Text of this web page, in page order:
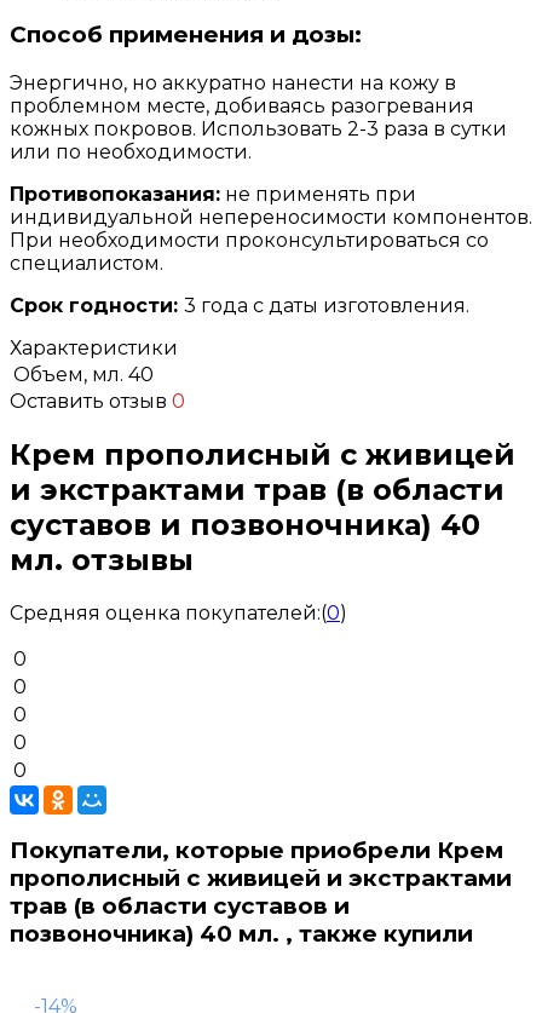
Способ применения и дозы:
Энергично, но аккуратно нанести на кожу в
проблемном месте, добиваясь разогревания
кожных покровов. Использовать 2-3 раза в сутки
или по необходимости.
Противопоказания: не применять при
индивидуальной непереносимости компонентов.
При необходимости проконсультироваться со
специалистом.
Срок годности: 3 года с даты изготовления.
Характеристики
Объем, мл. 40
Оставить отзыв 0
Крем прополисный с живицей
и экстрактами трав (в области
суставов и позвоночника) 40
мл. отзывы
Средняя оценка покупателей:(0)
0
0
0
0
0
Покупатели, которые приобрели Крем
прополисный с живицей и экстрактами
трав (в области суставов и
позвоночника) 40 мл. , также купили
-14%